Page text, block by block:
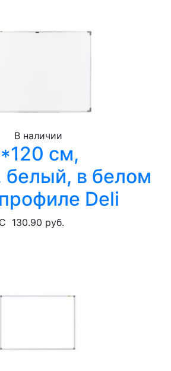
В наличии
см,
белый, в белом
Deli
130.90 руб.